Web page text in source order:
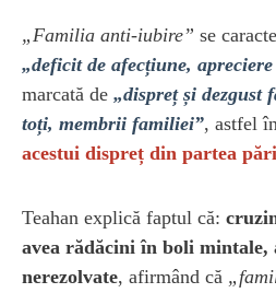
„Familia anti-iubire” se
„deficit de afecțiune,
marcată de „dispreț și dezgust
toți, membrii familiei”, astfel
acestui dispreț din partea
Teahan explică faptul că:
avea rădăcini în boli mintale,
nerezolvate, afirmând că